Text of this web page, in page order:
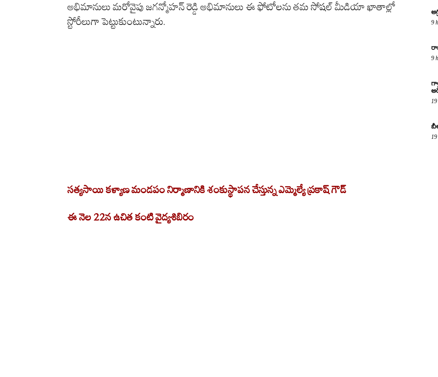
అభిమానులు మరోవైపు జగన్మోహన్ రెడ్డి అభిమానులు ఈ ఫోటోలను తమ సోషల్ మీడియా ఖాతాల్లో
స్టోరీలుగా పెట్టుకుంటున్నారు.
సత్యసాయి కళ్యాణ మండపం నిర్మాణానికి శంకుస్థాపన చేస్తున్న ఎమ్మెల్యే ప్రకాష్ గౌడ్
ఈ నెల 22న ఉచిత కంటి వైద్య‌శిబిరం
9
9